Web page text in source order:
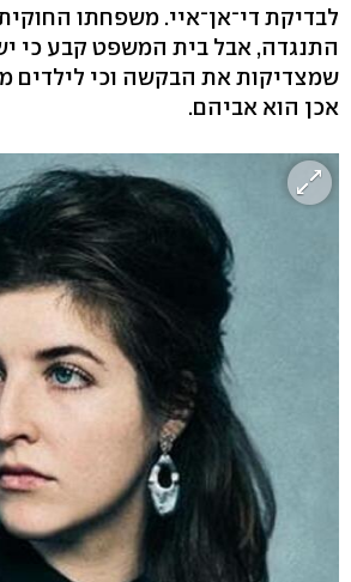
לבדיקת די־אן־איי. משפחתו
התנגדה, אבל בית המשפט קבע כי
שמצדיקות את הבקשה וכי לילדים
אכן הוא אביהם.